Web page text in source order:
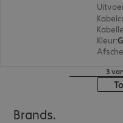
Kleur:
3
Brands.